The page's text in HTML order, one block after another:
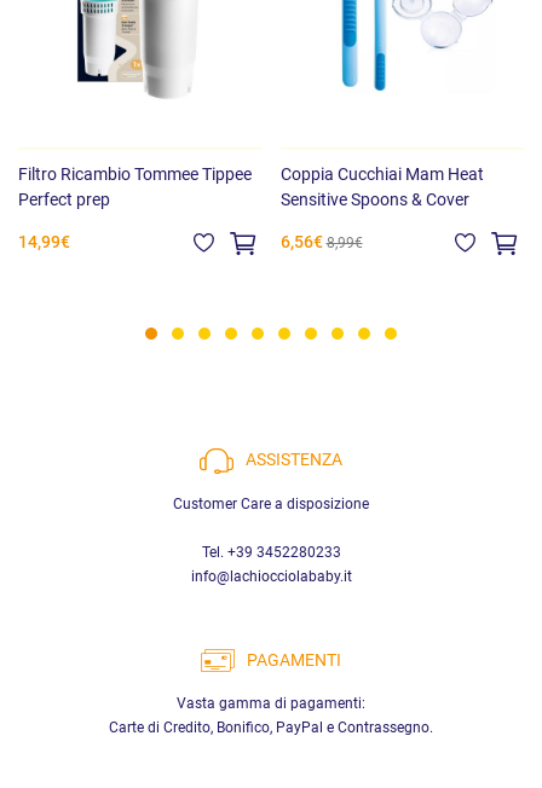
Filtro Ricambio Tommee Tippee
Perfect prep
14,99€
Coppia Cucchiai Mam Heat
Sensitive Spoons & Cover
6,56€ 8,99€
ASSISTENZA
Customer Care a disposizione
Tel. +39 3452280233
info@lachiocciolababy.it
PAGAMENTI
Vasta gamma di pagamenti:
Carte di Credito, Bonifico, PayPal e Contrassegno.